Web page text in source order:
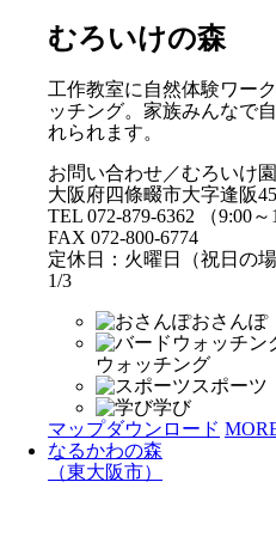
むろいけの森
工作教室に自然体験ワー
ッチング。家族みんなで
れられます。
お問い合わせ／むろいけ
大阪府四條畷市大字逢阪
TEL 072-879-6362 （9:00～
FAX 072-800-6774
定休日：火曜日（祝日の
1/3
おさんぽ
ウォッチング
スポーツ
学び
マップダウンロード
なるかわの森
（東大阪市）